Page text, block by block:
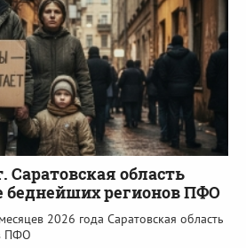
Саратовская область
беднейших регионов ПФО
2026 года Саратовская область
ПФО